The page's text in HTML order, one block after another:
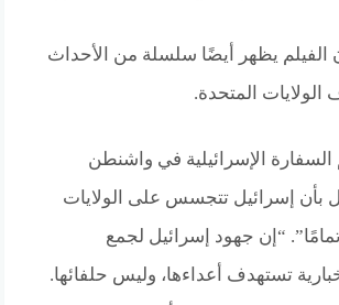
الفيلم يظهر أيضًا سلسلة من الأحداث
الولايات المتحدة.
الإسرائيلية في واشنطن
بأن إسرائيل تتجسس على الولايات
“إن جهود إسرائيل لجمع
تستهدف أعداءها، وليس حلفائها.